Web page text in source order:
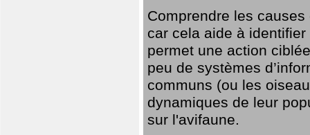
Comprendre les
car cela aide à
permet une action
peu de systèmes
communs (ou les
dynamiques de leur
sur l'avifaune.